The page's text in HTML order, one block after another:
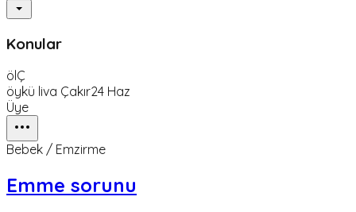
Konular
ölÇ
öykü liva Çakır24 Haz
Üye
Bebek / Emzirme
Emme sorunu